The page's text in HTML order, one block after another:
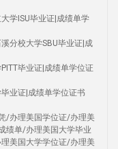
学ISU毕业证|成绩单学
分校大学SBU毕业证|成
毕业证|成绩单学位证
业证|成绩单学位证书
/办理美国学位证/办理美
绩单/办理美国大学毕业
美国大学学位证/办理美